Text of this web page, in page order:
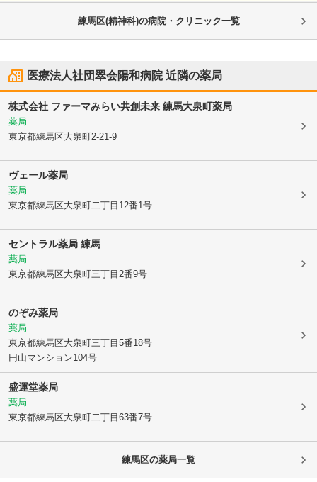
練馬区(精神科)の病院・クリニック一覧
医療法人社団翠会陽和病院近隣の薬局
株式会社 ファーマみらい共創未来 練馬大泉町薬局
薬局
東京都練馬区大泉町2-21-9
ヴェール薬局
薬局
東京都練馬区大泉町二丁目12番1号
セントラル薬局 練馬
薬局
東京都練馬区大泉町三丁目2番9号
のぞみ薬局
薬局
東京都練馬区大泉町三丁目5番18号
円山マンション104号
盛運堂薬局
薬局
東京都練馬区大泉町二丁目63番7号
練馬区の薬局一覧